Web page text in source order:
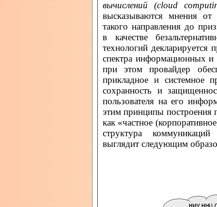
вычислений (cloud
высказываются мнения от
такого направления до
в качестве
технологий декларируется
спектра информационных и
при этом провайдер
прикладное и системное
сохранность и
пользователя на его
этим принципы
как «частное
структура
выглядит следующим